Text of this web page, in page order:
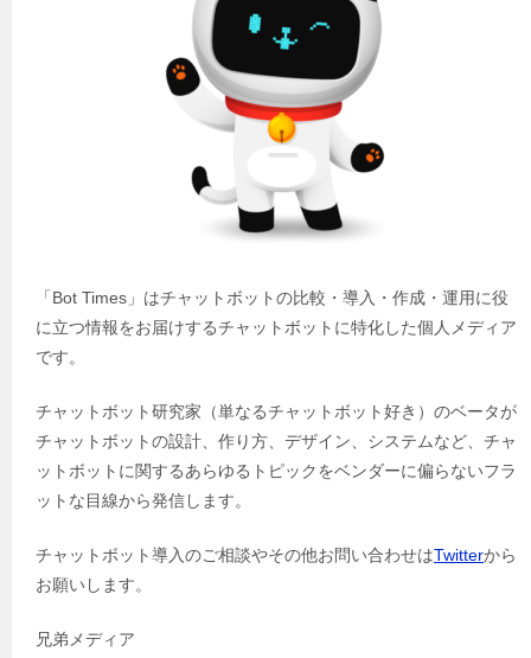
「Bot Times」はチャットボットの比較・導入・作成・運用に役
に立つ情報をお届けするチャットボットに特化した個人メディア
です。
チャットボット研究家（単なるチャットボット好き）のベータが
チャットボットの設計、作り方、デザイン、システムなど、チャ
ットボットに関するあらゆるトピックをベンダーに偏らないフラ
ットな目線から発信します。
チャットボット導入のご相談やその他お問い合わせはTwitterから
お願いします。
兄弟メディア